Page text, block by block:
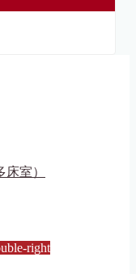
室）
right